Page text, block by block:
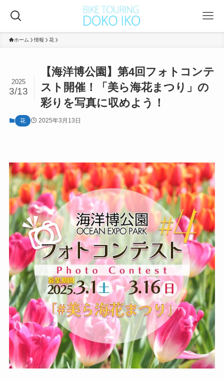
ホーム 情報 花
【海洋博公園】第4回フォトコンテ
スト開催！「美ら海花まつり」の
彩りを写真に収めよう！
2025
3/13
花 2025年3月13日